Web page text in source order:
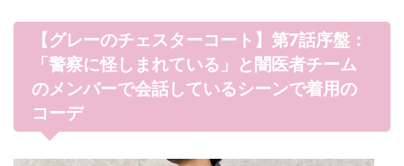
【グレーのチェスターコート】第7話序盤：
「警察に怪しまれている」と闇医者チーム
のメンバーで会話しているシーンで着用の
コーデ